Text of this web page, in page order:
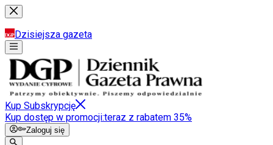
Dzisiejsza gazeta
Kup Subskrypcję
Kup dostęp w promocji:teraz z rabatem 35%
Zaloguj się